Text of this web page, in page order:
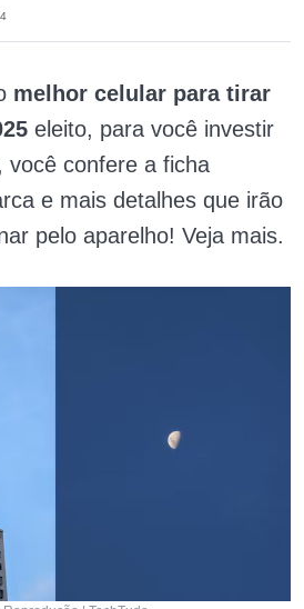
melhor celular para tirar
eleito, para você investir
você confere a ficha
e mais detalhes que irão
pelo aparelho! Veja mais.